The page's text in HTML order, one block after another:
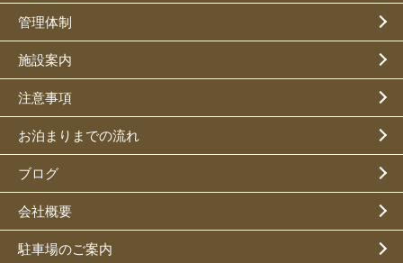
管理体制
施設案内
注意事項
お泊まりまでの流れ
ブログ
会社概要
駐車場のご案内